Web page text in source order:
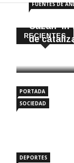
RECIENTES
FUENTES DE
Cazan ‘in
de
PORTADA
SOCIEDAD
DEPORTES